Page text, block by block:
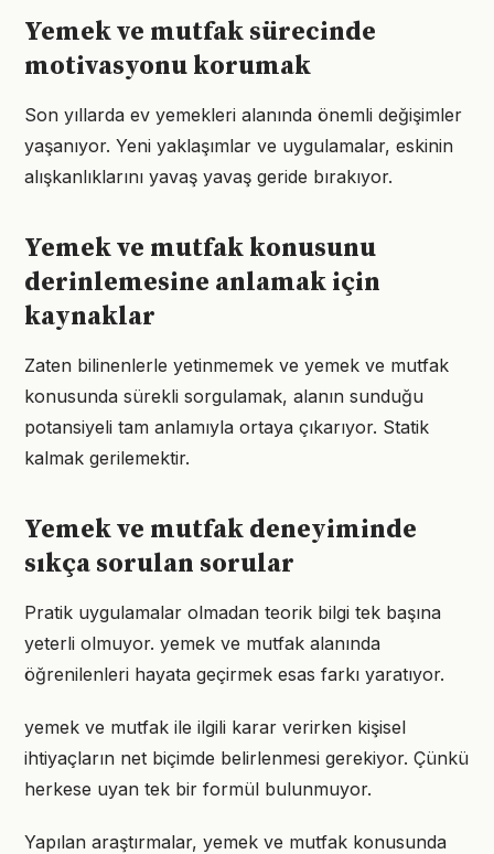
Yemek ve mutfak sürecinde
motivasyonu korumak
Son yıllarda ev yemekleri alanında önemli değişimler
yaşanıyor. Yeni yaklaşımlar ve uygulamalar, eskinin
alışkanlıklarını yavaş yavaş geride bırakıyor.
Yemek ve mutfak konusunu
derinlemesine anlamak için
kaynaklar
Zaten bilinenlerle yetinmemek ve yemek ve mutfak
konusunda sürekli sorgulamak, alanın sunduğu
potansiyeli tam anlamıyla ortaya çıkarıyor. Statik
kalmak gerilemektir.
Yemek ve mutfak deneyiminde
sıkça sorulan sorular
Pratik uygulamalar olmadan teorik bilgi tek başına
yeterli olmuyor. yemek ve mutfak alanında
öğrenilenleri hayata geçirmek esas farkı yaratıyor.
yemek ve mutfak ile ilgili karar verirken kişisel
ihtiyaçların net biçimde belirlenmesi gerekiyor. Çünkü
herkese uyan tek bir formül bulunmuyor.
Yapılan araştırmalar, yemek ve mutfak konusunda